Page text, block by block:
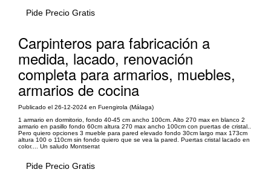
Pide Precio Gratis
Carpinteros para fabricación a
medida, lacado, renovación
completa para armarios, muebles,
armarios de cocina
Publicado el 26-12-2024 en Fuengirola (Málaga)
1 armario en dormitorio, fondo 40-45 cm ancho 100cm. Alto 270 max en blanco 2
armario en pasillo fondo 60cm altura 270 max ancho 100cm con puertas de cristal..
Pero quiero opciones 3 mueble para pared elevado fondo 30cm largo max 173cm
altura 100 o 110cm sin fondo quiero que se vea la pared. Puertas cristal lacado en
color.... Un saludo Montserrat
Pide Precio Gratis